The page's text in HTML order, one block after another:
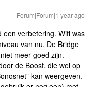
Forum|Forum|1 year ago
een verbetering. Wifi was
van nu. De Bridge
meer goed zijn.
de Boost, die wel op
kan weergeven.